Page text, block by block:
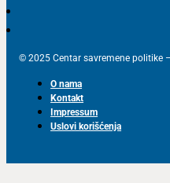
© 2025 Centar savremene politike
O nama
Kontakt
Impressum
Uslovi korišćenja